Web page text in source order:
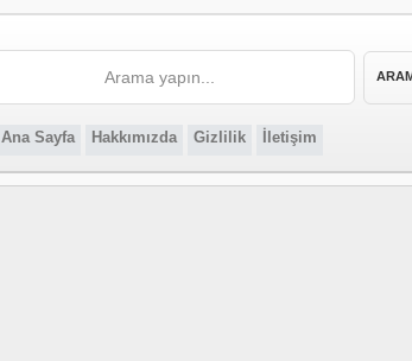
Ana Sayfa Hakkımızda Gizlilik İletişim